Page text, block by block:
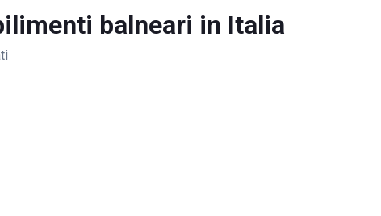
balneari in Italia